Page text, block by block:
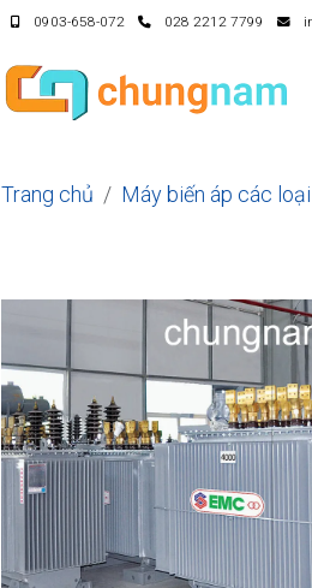
0903-658-072 028 2212 7799
Trang chủ Máy biến áp các loại